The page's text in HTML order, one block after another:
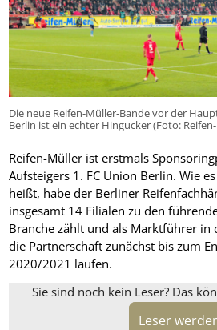
Die neue Reifen-Müller-Bande vor der
Berlin ist ein echter Hingucker (Foto:
Reifen-Müller ist erstmals
Aufsteigers 1. FC Union Berlin. Wie
heißt, habe der Berliner
insgesamt 14 Filialen zu den
Branche zählt und als Marktführer in
die Partnerschaft zunächst bis zum
2020/2021 laufen.
Sie sind noch kein Leser? Das
Leser